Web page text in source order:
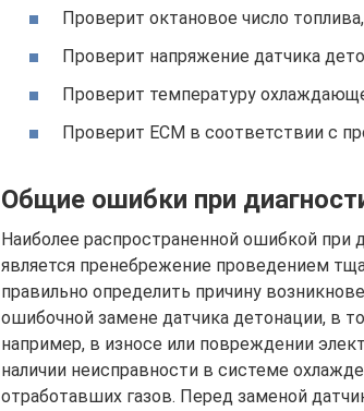
Проверит октановое число
Проверит напряжение датчика
Проверит температуру
Проверит ECM в соответствии с
Общие ошибки при
Наиболее распространенной ошибкой при
является пренебрежение проведением
правильно определить причину
ошибочной замене датчика детонации, в
например, в износе или повреждении
наличии неисправности в системе
отработавших газов. Перед заменой